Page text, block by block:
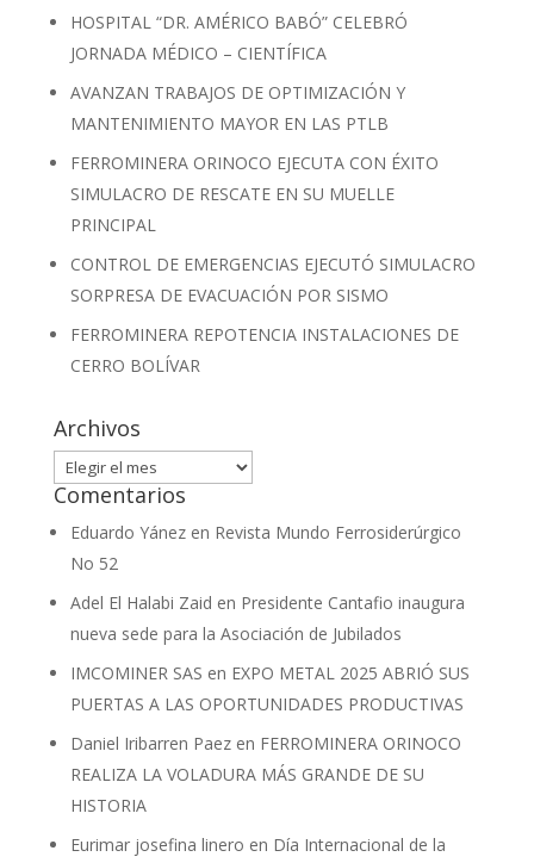
HOSPITAL “DR. AMÉRICO BABÓ” CELEBRÓ
JORNADA MÉDICO – CIENTÍFICA
AVANZAN TRABAJOS DE OPTIMIZACIÓN Y
MANTENIMIENTO MAYOR EN LAS PTLB
FERROMINERA ORINOCO EJECUTA CON ÉXITO
SIMULACRO DE RESCATE EN SU MUELLE
PRINCIPAL
CONTROL DE EMERGENCIAS EJECUTÓ SIMULACRO
SORPRESA DE EVACUACIÓN POR SISMO
FERROMINERA REPOTENCIA INSTALACIONES DE
CERRO BOLÍVAR
Archivos
Archivos
Comentarios
Eduardo Yánezen Revista Mundo Ferrosiderúrgico
No 52
Adel El Halabi Zaid en Presidente Cantafio inaugura
nueva sede para la Asociación de Jubilados
IMCOMINER SAS en EXPO METAL 2025 ABRIÓ SUS
PUERTAS A LAS OPORTUNIDADES PRODUCTIVAS
Daniel Iribarren Paezen FERROMINERA ORINOCO
REALIZA LA VOLADURA MÁS GRANDE DE SU
HISTORIA
Eurimar josefina linero en Día Internacional de la